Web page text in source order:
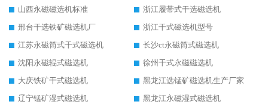
山西永磁磁选机标准
浙江履带式干选磁选机
邢台干选铁矿磁选机厂
浙江干式磁选机型号
江苏永磁筒式干式磁选机
长沙ct永磁筒式磁选机
沈阳永磁辊式磁选机
徐州干式永磁磁选机
大庆铁矿干式磁选机
黑龙江选锰矿磁选机生产厂家
辽宁锰矿湿式磁选机
黑龙江永磁湿式磁选机